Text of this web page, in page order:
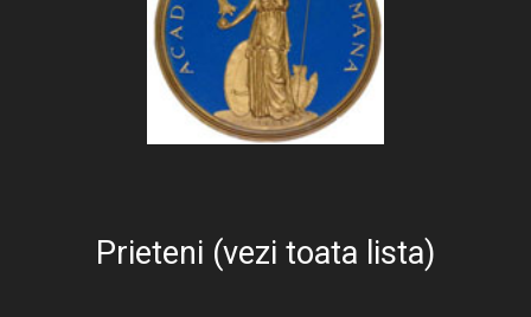
Prieteni (vezi toata lista)